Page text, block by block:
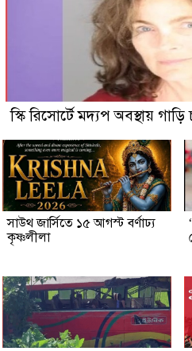
স্কি রিসোর্টে মদ্যপ অবস্থায় গাড়ি
সাউথ জার্সিতে ১৫ আগস্ট বর্ণাঢ্য
কৃষ্ণলীলা